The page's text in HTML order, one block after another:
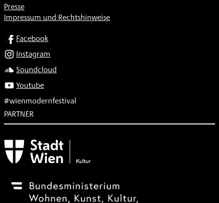
Presse
Impressum und Rechtshinweise
SOCIALFacebook
Instagram
Soundcloud
Youtube
#wienmodernfestival
PARTNER
Subventionsgeber